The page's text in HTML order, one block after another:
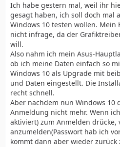
Ich habe gestern mal, weil ihr
gesagt haben, ich soll doch mal
Windows 10 testen wollen. Mein
nicht infrage, da der
will.
Also nahm ich mein Asus-
ob ich meine Daten einfach so
Windows 10 als Upgrade mit
und Daten eingestellt. Die
recht schnell.
Aber nachdem nun Windows 10
Anmeldung nicht mehr. Wenn
aktiviert) zum Anmelden drücke,
anzumelden(Passwort hab ich
kommt dann aber wieder zurück